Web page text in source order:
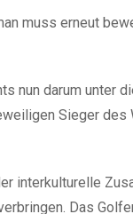
muss erneut
nun darum unter
Sieger
interkulturelle
Das